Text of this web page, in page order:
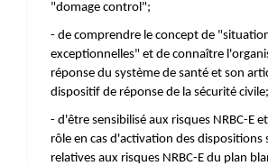
"domage control";
- de comprendre le concept de
exceptionnelles" et de connaître
réponse du système de santé et son
dispositif de réponse de la sécurité civile;
- d'être sensibilisé aux risques NRBC-E
rôle en cas d'activation des dispositions
relatives aux risques NRBC-E du plan